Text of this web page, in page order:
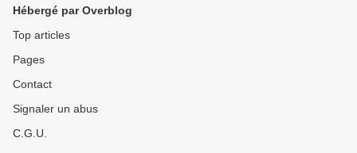
Hébergé par Overblog
Top articles
Pages
Contact
Signaler un abus
C.G.U.